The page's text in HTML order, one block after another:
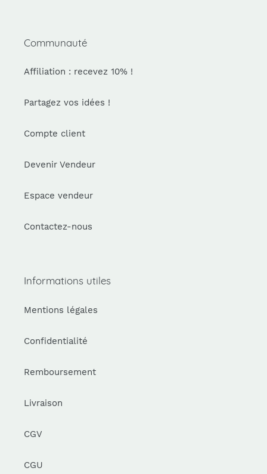
Communauté
Affiliation : recevez 10% !
Partagez vos idées !
Compte client
Devenir Vendeur
Espace vendeur
Contactez-nous
Informations utiles
Mentions légales
Confidentialité
Remboursement
Livraison
CGV
CGU